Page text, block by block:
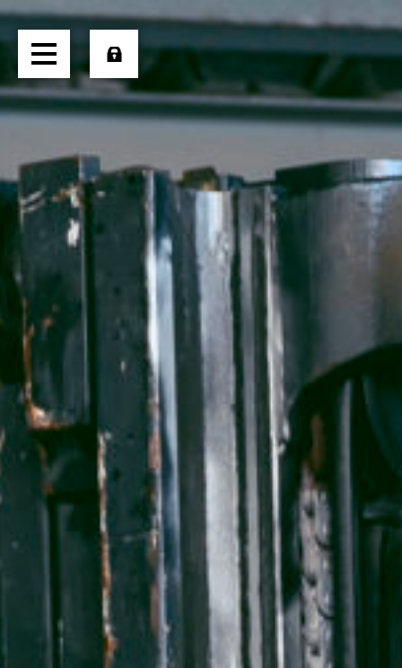
HOME
ÜBER UNS
TRANSPORTE
LOGISTIK
PRODUKTE
JOBS
EXTERN
KUNDENZONE
ADRESSE
Cargo Grischa AG
Sägenstrasse 11
CH-7302 Landquart
+41 81 300 06 16
admin@cargogrischa.ch